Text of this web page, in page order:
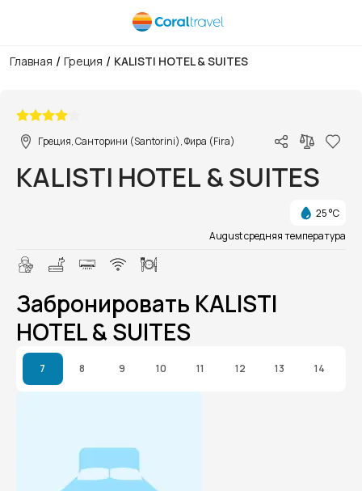
Главная / Греция / KALISTI HOTEL & SUITES
Греция, Санторини (Santorini), Фира (Fira)
KALISTI HOTEL & SUITES
25 °C
August средняя температура
Забронировать KALISTI
HOTEL & SUITES
7 8 9 10 11 12 13 14